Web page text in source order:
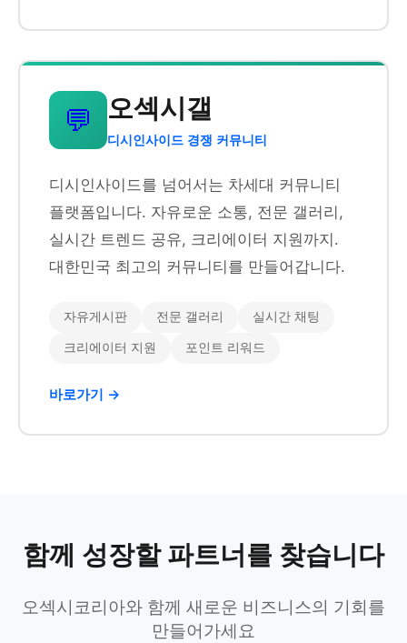
💬 오섹시갤
디시인사이드 경쟁 커뮤니티
디시인사이드를 넘어서는 차세대 커뮤니티
플랫폼입니다. 자유로운 소통, 전문 갤러리,
실시간 트렌드 공유, 크리에이터 지원까지.
대한민국 최고의 커뮤니티를 만들어갑니다.
자유게시판 전문 갤러리 실시간 채팅
크리에이터 지원 포인트 리워드
바로가기 →
함께 성장할 파트너를 찾습니다
오섹시코리아와 함께 새로운 비즈니스의 기회를
만들어가세요